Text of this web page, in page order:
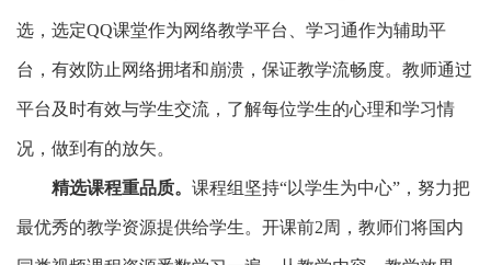
选，选定QQ课堂作为网络教学平台、学习通作为辅助平
台，有效防止网络拥堵和崩溃，保证教学流畅度。教师通过
平台及时有效与学生交流，了解每位学生的心理和学习情
况，做到有的放矢。
精选课程重品质。 课程组坚持“以学生为中心”，努力把
最优秀的教学资源提供给学生。开课前2周，教师们将国内